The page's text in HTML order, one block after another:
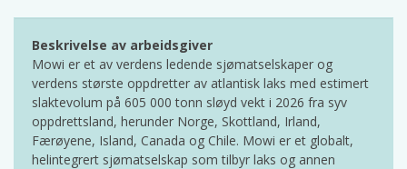
Beskrivelse av arbeidsgiver
Mowi er et av verdens ledende sjømatselskaper og
verdens største oppdretter av atlantisk laks med estimert
slaktevolum på 605 000 tonn sløyd vekt i 2026 fra syv
oppdrettsland, herunder Norge, Skottland, Irland,
Færøyene, Island, Canada og Chile. Mowi er et globalt,
helintegrert sjømatselskap som tilbyr laks og annen